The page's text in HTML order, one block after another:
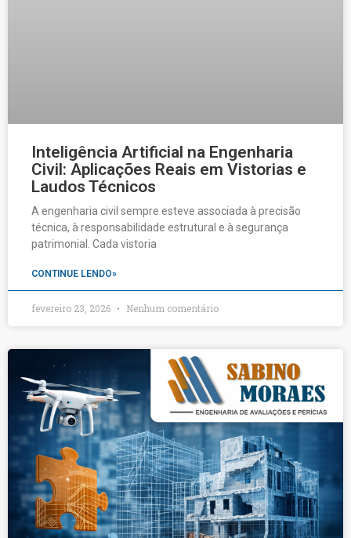
Inteligência Artificial na Engenharia
Civil: Aplicações Reais em Vistorias e
Laudos Técnicos
A engenharia civil sempre esteve associada à precisão
técnica, à responsabilidade estrutural e à segurança
patrimonial. Cada vistoria
CONTINUE LENDO»
fevereiro 23, 2026 Nenhum comentário